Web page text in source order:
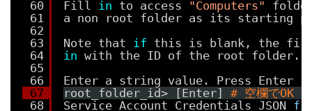
60
61
62
63
64
65
66
67
68
Fill in to access "Computers"
a non root folder as its starting
Note that if this is blank, the
in with the ID of the root folder.
Enter a string value. Press Enter
root_folder_id> [Enter] # 空欄でOK
Service Account Credentials JSON